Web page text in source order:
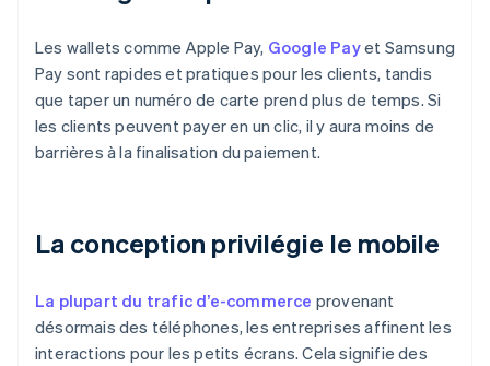
Les wallets comme Apple Pay, Google Payet Samsung
Pay sont rapides et pratiques pour les clients, tandis
que taper un numéro de carte prend plus de temps. Si
les clients peuvent payer en un clic, il y aura moins de
barrières à la finalisation du paiement.
La conception privilégie le mobile
La plupart du trafic d’e-commerce provenant
désormais des téléphones, les entreprises affinent les
interactions pour les petits écrans. Cela signifie des